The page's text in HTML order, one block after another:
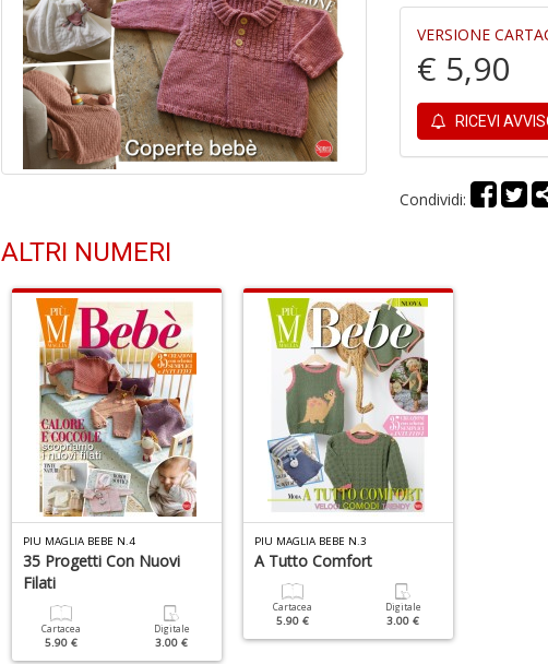
VERSIONE
€ 5,90
RICEVI
Condividi:
ALTRI NUMERI
PIU MAGLIA BEBE N.4
35 Progetti Con Nuovi
Filati
Cartacea
5.90 €
Digitale
3.00 €
PIU MAGLIA BEBE N.3
A Tutto Comfort
Cartacea
5.90 €
Digitale
3.00 €